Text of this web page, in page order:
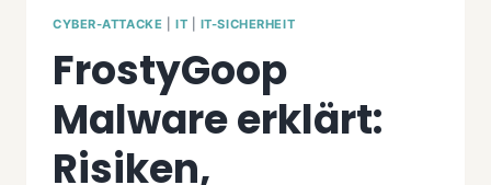
CYBER-ATTACKE IT IT-SICHERHEIT
FrostyGoop
Malware erklärt:
Risiken,